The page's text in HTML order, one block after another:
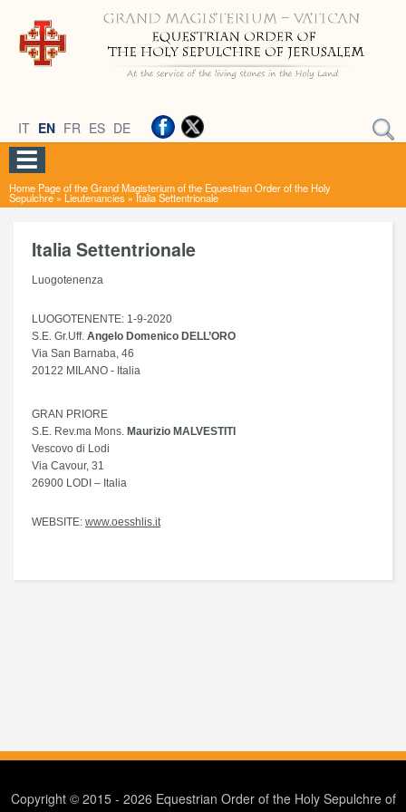
IT EN FR ES DE
Home Page of the Grand Magisterium of the Equestrian Order of the Holy
Sepulchre» Lieutenancies »Italia Settentrionale
Italia Settentrionale
Luogotenenza
LUOGOTENENTE: 1-9-2020
S.E. Gr.Uff. Angelo Domenico DELL’ORO
Via San Barnaba, 46
20122 MILANO - Italia
GRAN PRIORE
S.E. Rev.ma Mons. Maurizio MALVESTITI
Vescovo di Lodi
Via Cavour, 31
26900 LODI – Italia
WEBSITE: www.oesshlis.it
Copyright © 2015 - 2026 Equestrian Order of the Holy Sepulchre of